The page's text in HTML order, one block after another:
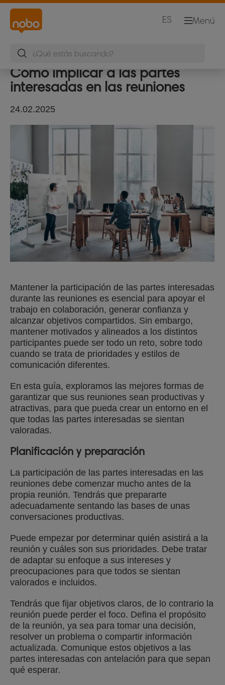
Menú
ES
Cómo implicar a las partes
interesadas en las reuniones
24.02.2025
Mantener la participación de las partes interesadas
durante las reuniones es esencial para apoyar el
trabajo en colaboración, generar confianza y
alcanzar objetivos compartidos. Sin embargo,
mantener motivados y alineados a los distintos
participantes puede ser todo un reto, sobre todo
cuando se trata de prioridades y estilos de
comunicación diferentes.
En esta guía, exploramos las mejores formas de
garantizar que sus reuniones sean productivas y
atractivas, para que pueda crear un entorno en el
que todas las partes interesadas se sientan
valoradas.
Planificación y preparación
La participación de las partes interesadas en las
reuniones debe comenzar mucho antes de la
propia reunión. Tendrás que prepararte
adecuadamente sentando las bases de unas
conversaciones productivas.
Puede empezar por determinar quién asistirá a la
reunión y cuáles son sus prioridades. Debe tratar
de adaptar su enfoque a sus intereses y
preocupaciones para que todos se sientan
valorados e incluidos.
Tendrás que fijar objetivos claros, de lo contrario la
reunión puede perder el foco. Defina el propósito
de la reunión, ya sea para tomar una decisión,
resolver un problema o compartir información
actualizada. Comunique estos objetivos a las
partes interesadas con antelación para que sepan
qué esperar.